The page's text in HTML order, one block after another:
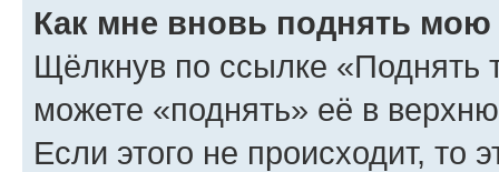
Как мне вновь поднять мою
Щёлкнув по ссылке «Поднять
можете «поднять» её в
Если этого не происходит, то